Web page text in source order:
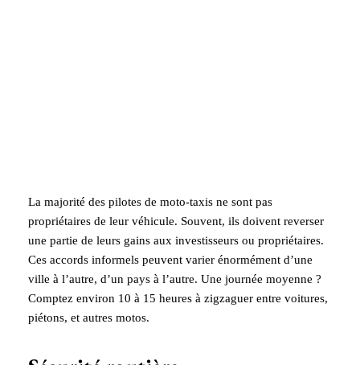
La majorité des pilotes de moto-taxis ne sont pas
propriétaires de leur véhicule. Souvent, ils doivent reverser
une partie de leurs gains aux investisseurs ou propriétaires.
Ces accords informels peuvent varier énormément d’une
ville à l’autre, d’un pays à l’autre. Une journée moyenne ?
Comptez environ 10 à 15 heures à zigzaguer entre voitures,
piétons, et autres motos.